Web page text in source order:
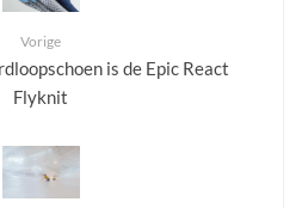
Vorige
is de Epic React
Flyknit